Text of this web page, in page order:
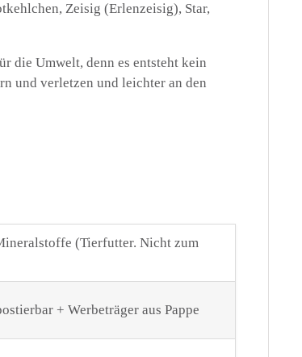
Zeisig (Erlenzeisig), Star,
die Umwelt, denn es entsteht kein
und verletzen und leichter an den
(Tierfutter. Nicht zum
+ Werbeträger aus Pappe